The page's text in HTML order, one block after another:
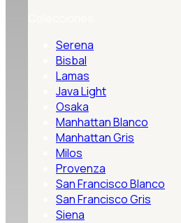
Serena
Bisbal
Lamas
Java Light
Osaka
Manhattan Blanco
Manhattan Gris
Milos
Provenza
San Francisco Blanco
San Francisco Gris
Siena